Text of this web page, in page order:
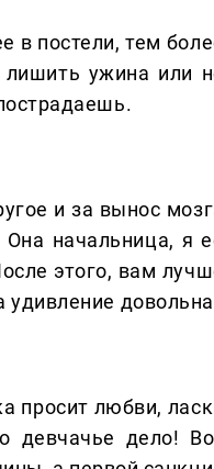
в постели, тем
ужина или
и за вынос
начальница, я
этого, вам
удивление
просит любви,
девчачье дело!